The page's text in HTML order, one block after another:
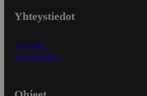
Yhteystiedot
Myymälät
Asiakaspalvelu